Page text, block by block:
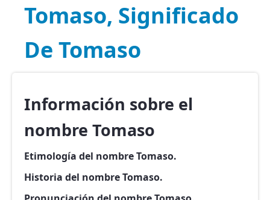
Tomaso, Significado
De Tomaso
Información sobre el
nombre Tomaso
Etimología del nombre Tomaso.
Historia del nombre Tomaso.